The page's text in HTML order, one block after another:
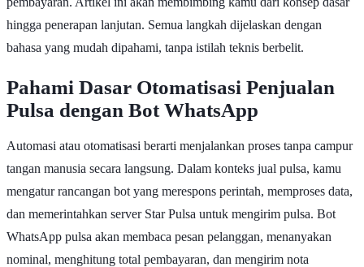
hingga penerapan lanjutan. Semua langkah dijelaskan dengan
bahasa yang mudah dipahami, tanpa istilah teknis berbelit.
Pahami Dasar Otomatisasi Penjualan
Pulsa dengan Bot WhatsApp
Automasi atau otomatisasi berarti menjalankan proses tanpa campur
tangan manusia secara langsung. Dalam konteks jual pulsa, kamu
mengatur rancangan bot yang merespons perintah, memproses data,
dan memerintahkan server Star Pulsa untuk mengirim pulsa. Bot
WhatsApp pulsa akan membaca pesan pelanggan, menanyakan
nominal, menghitung total pembayaran, dan mengirim nota